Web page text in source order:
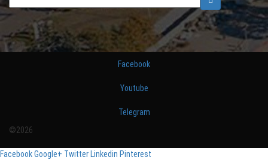
Facebook
Youtube
Telegram
©2026
FacebookGoogle+ Twitter Linkedin Pinterest